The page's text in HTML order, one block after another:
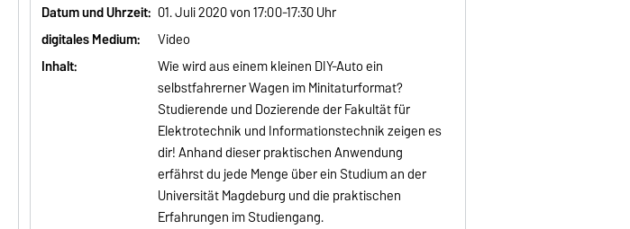
Datum und Uhrzeit: 01. Juli 2020 von 17:00-17:30 Uhr
digitales Medium:
Video
Inhalt:
Wie wird aus einem kleinen DIY-Auto ein
selbstfahrerner Wagen im Minitaturformat?
Studierende und Dozierende der Fakultät für
Elektrotechnik und Informationstechnik zeigen es
dir! Anhand dieser praktischen Anwendung
erfährst du jede Menge über ein Studium an der
Universität Magdeburg und die praktischen
Erfahrungen im Studiengang.